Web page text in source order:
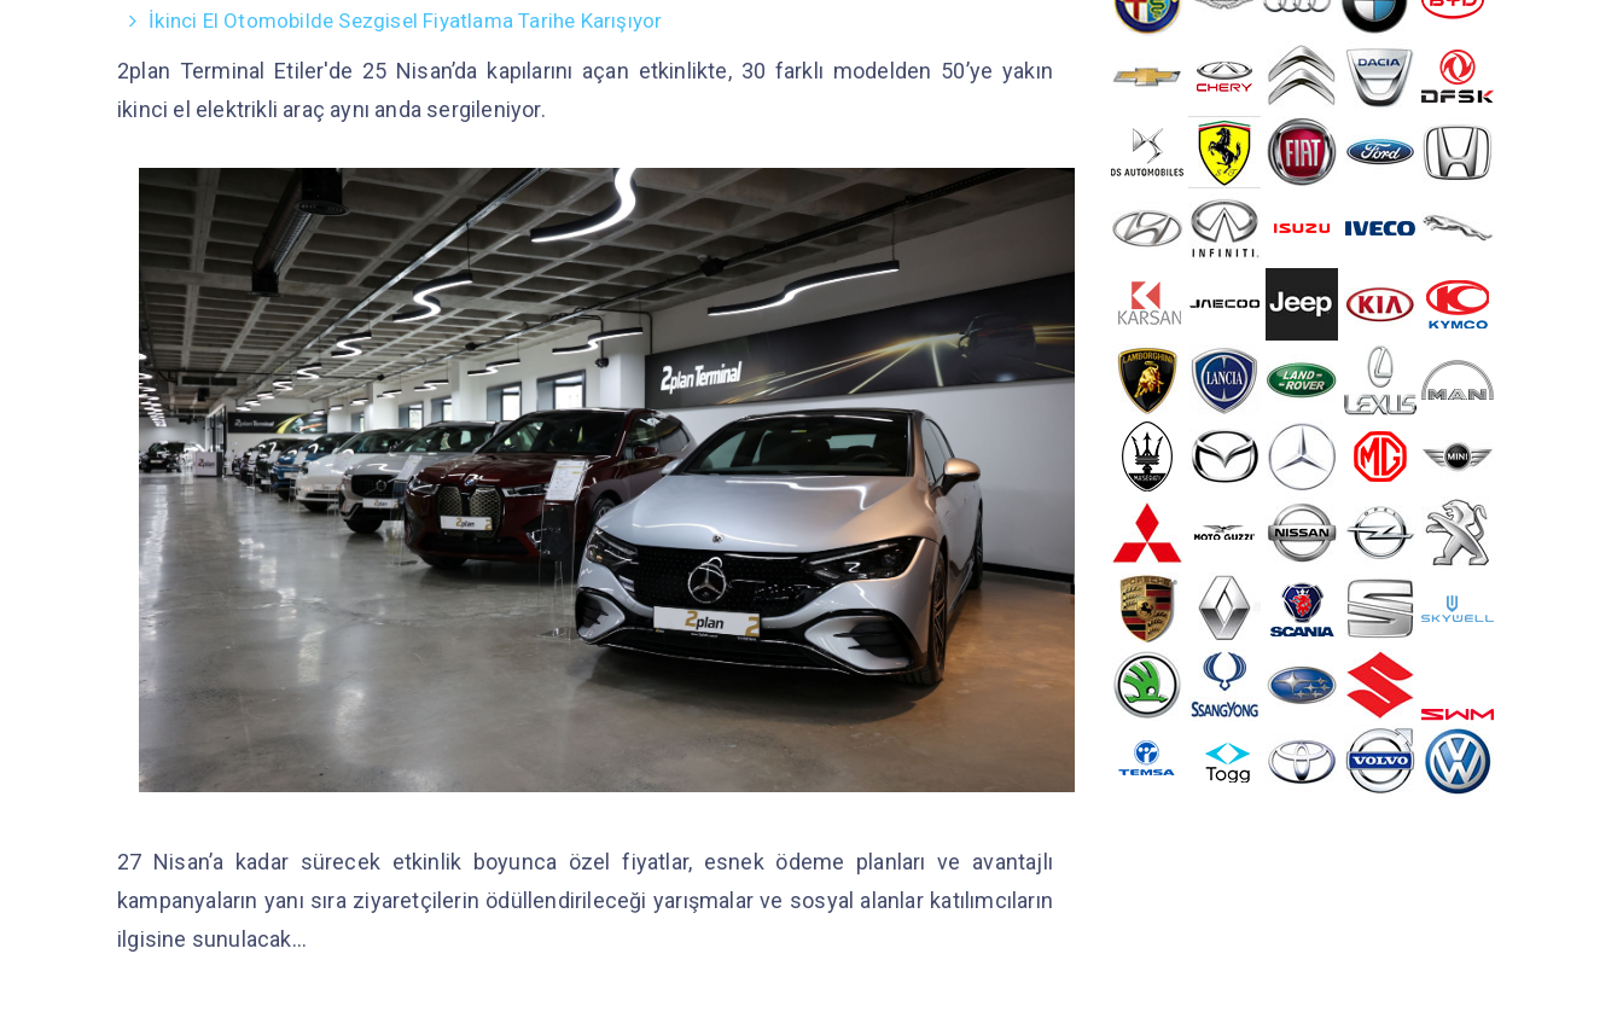
İkinci El Otomobilde Sezgisel Fiyatlama Tarihe Karışıyor
2plan Terminal Etiler'de 25 Nisan’da kapılarını açan etkinlikte, 30 farklı modelden 50’ye yakın
ikinci el elektrikli araç aynı anda sergileniyor.
27 Nisan’a kadar sürecek etkinlik boyunca özel fiyatlar, esnek ödeme planları ve avantajlı
kampanyaların yanı sıra ziyaretçilerin ödüllendirileceği yarışmalar ve sosyal alanlar katılımcıların
ilgisine sunulacak…